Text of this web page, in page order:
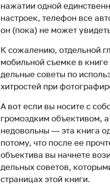
нажатии одной
настроек, телефон все
он (пока) не может
К сожалению, отдельной
мобильной съемке в
дельные советы по
хитростей при
А вот если вы носите с
громоздким объективом,
недовольны — эта книга
потому, что после ее
объектива вы начнете
дельных советов,
страницах этой книги.